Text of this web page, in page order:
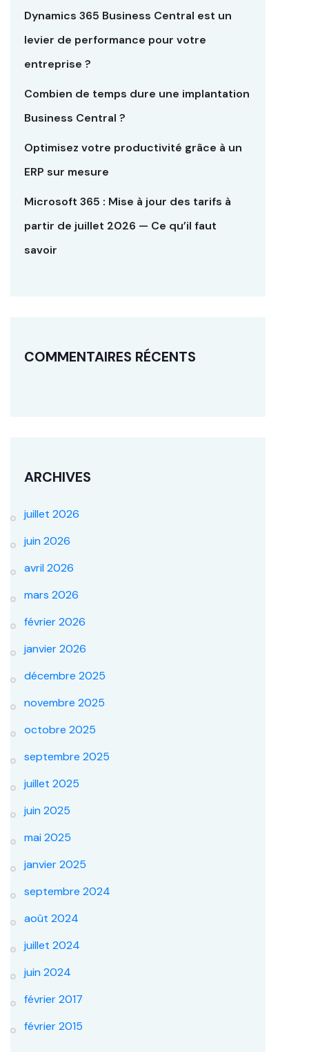
Dynamics 365 Business Central est un
levier de performance pour votre
entreprise ?
Combien de temps dure une implantation
Business Central ?
Optimisez votre productivité grâce à un
ERP sur mesure
Microsoft 365 : Mise à jour des tarifs à
partir de juillet 2026 — Ce qu’il faut
savoir
COMMENTAIRES RÉCENTS
ARCHIVES
juillet 2026
juin 2026
avril 2026
mars 2026
février 2026
janvier 2026
décembre 2025
novembre 2025
octobre 2025
septembre 2025
juillet 2025
juin 2025
mai 2025
janvier 2025
septembre 2024
août 2024
juillet 2024
juin 2024
février 2017
février 2015